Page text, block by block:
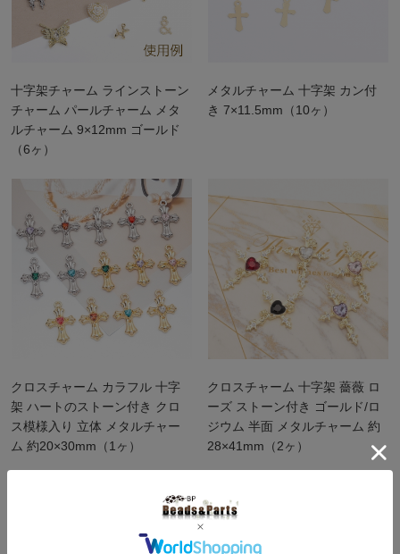
十字架チャーム ラインストーン
チャーム パールチャーム メタ
ルチャーム 9×12mm ゴールド
（6ヶ）
メタルチャーム 十字架 カン付
き 7×11.5mm（10ヶ）
クロスチャーム カラフル 十字
架 ハートのストーン付き クロ
ス模様入り 立体 メタルチャー
ム 約20×30mm（1ヶ）
クロスチャーム 十字架 薔薇 ロ
ーズ ストーン付き ゴールド/ロ
ジウム 半面 メタルチャーム 約
28×41mm（2ヶ）